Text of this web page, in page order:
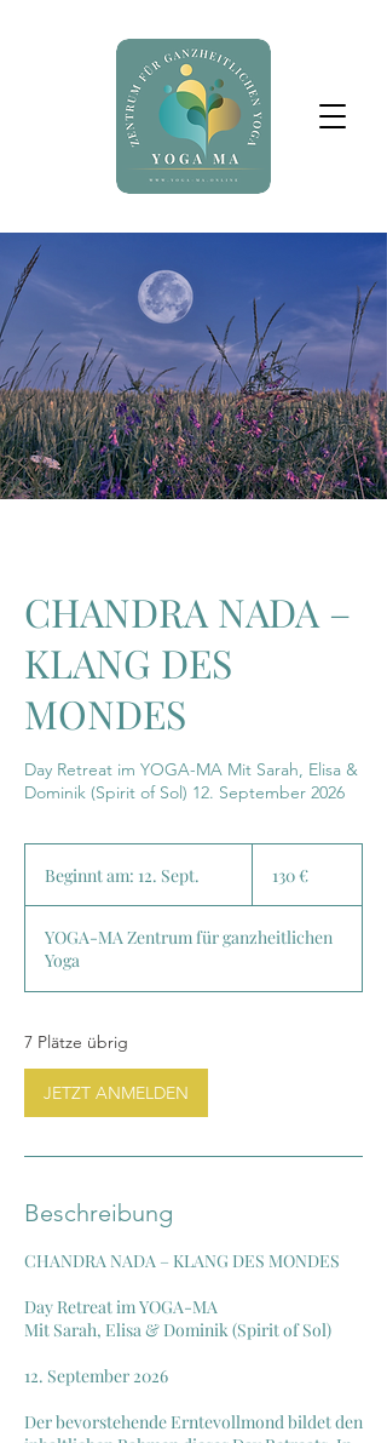
CHANDRA NADA –
KLANG DES
MONDES
Day Retreat im YOGA-MA Mit Sarah, Elisa &
Dominik (Spirit of Sol) 12. September 2026
Beginnt am: 12. Sept.
i
n
.
.
130 €
YOGA-MA Zentrum für ganzheitlichen
Yoga
7 Plätze übrig
JETZT ANMELDEN
Beschreibung
CHANDRA NADA – KLANG DES MONDES
Day Retreat im YOGA-MA
Mit Sarah, Elisa & Dominik (Spirit of Sol)
12. September 2026
Der bevorstehende Erntevollmond bildet den